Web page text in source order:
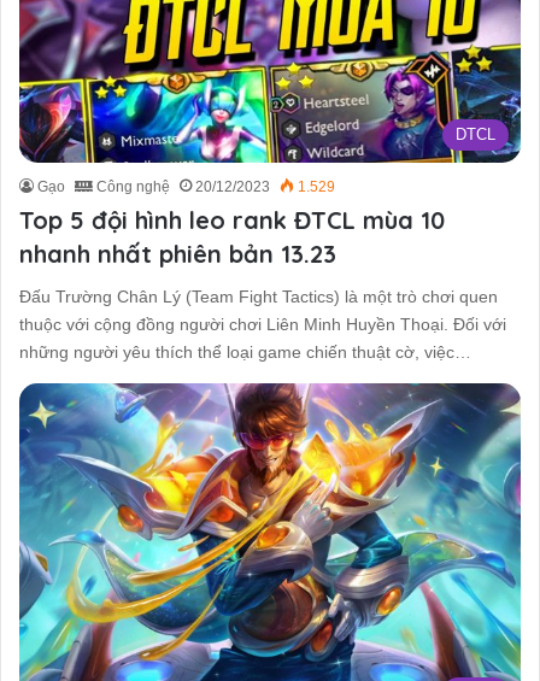
DTCL
Gạo Công nghệ 20/12/2023 1.529
Top 5 đội hình leo rank ĐTCL mùa 10
nhanh nhất phiên bản 13.23
Đấu Trường Chân Lý (Team Fight Tactics) là một trò chơi quen
thuộc với cộng đồng người chơi Liên Minh Huyền Thoại. Đối với
những người yêu thích thể loại game chiến thuật cờ, việc…